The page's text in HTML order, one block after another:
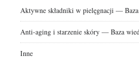
Aktywne składniki w pielęgnacji —
Anti-aging i starzenie skóry — Baza
Inne